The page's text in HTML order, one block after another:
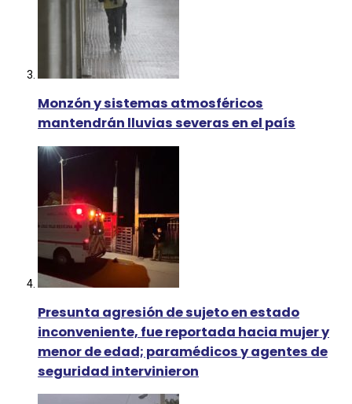
Monzón y sistemas atmosféricos
mantendrán lluvias severas en el país
Presunta agresión de sujeto en estado
inconveniente, fue reportada hacia mujer y
menor de edad; paramédicos y agentes de
seguridad intervinieron